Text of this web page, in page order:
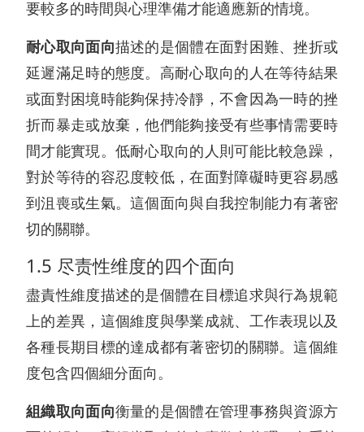
要較多的時間與心理準備才能適應新的情境。
耐心取向面向描述的是個體在面對困難、挫折或
延遲滿足時的態度。高耐心取向的人在等待結果
或面對困境時能夠保持冷靜，不會因為一時的挫
折而暴走或放棄，他們能夠接受有些事情需要時
間才能實現。低耐心取向的人則可能比較急躁，
對於等待的容忍度較低，在面對障礙時更容易感
到沮喪或生氣。這個面向與自我控制能力有著密
切的關聯。
1.5 尽责性维度的四个面向
盡責性維度描述的是個體在目標追求與行為規範
上的差異，這個維度與學業成就、工作表現以及
各種長期目標的達成都有著密切的關聯。這個維
度包含四個細分面向。
組織取向面向衡量的是個體在管理事務與資源方